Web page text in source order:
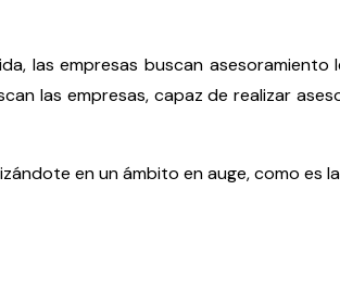
las empresas buscan
las empresas, capaz de realizar
en un ámbito en auge, como es